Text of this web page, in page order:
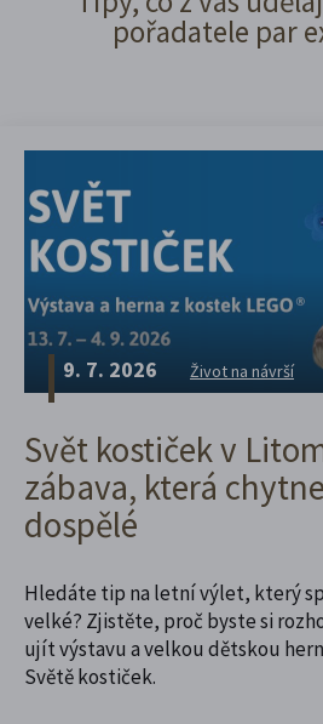
pořadatele par
9. 7. 2026 Život na návrší
Svět kostiček v
zábava, která
dospělé
Hledáte tip na letní výlet, který
velké? Zjistěte, proč byste si
ujít výstavu a velkou dětskou
Světě kostiček.